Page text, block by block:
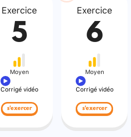
Exercice
5
Moyen
Corrigé vidéo
s'exercer
Exercice
6
Moyen
Corrigé vidéo
s'exercer